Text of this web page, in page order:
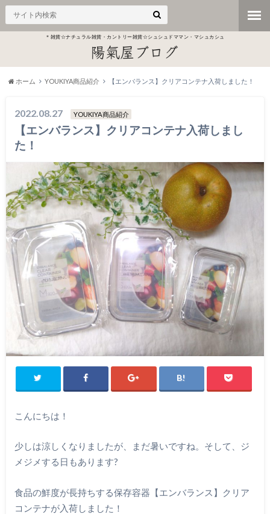
＊雑貨☆ナチュラル雑貨・カントリー雑貨☆シュシュドママン・マシュカシュ
ホーム YOUKIYA商品紹介 【エンバランス】クリアコンテナ入荷しました！
2022.08.27 YOUKIYA商品紹介
【エンバランス】クリアコンテナ入荷しまし
た！
こんにちは！
少しは涼しくなりましたが、まだ暑いですね。そして、ジ
メジメする日もあります?
食品の鮮度が長持ちする保存容器【エンバランス】クリア
コンテナが入荷しました！